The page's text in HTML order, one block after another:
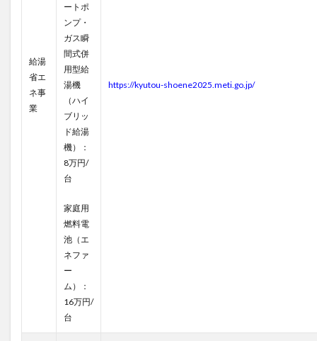
給湯
省エ
ネ事
業
ートポ
ンプ・
ガス瞬
間式併
用型給
湯機
（ハイ
ブリッ
ド給湯
機）：
8万円/
台
家庭用
燃料電
池（エ
ネファ
ー
ム）：
16万円/
台
https://kyutou-shoene2025.meti.go.jp/